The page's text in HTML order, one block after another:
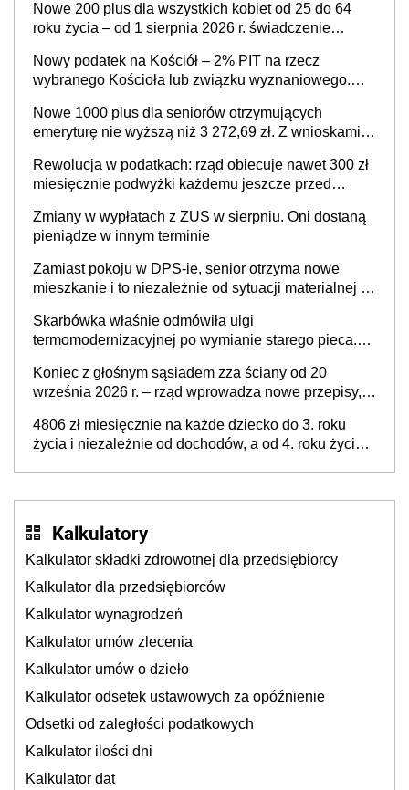
Nowe 200 plus dla wszystkich kobiet od 25 do 64
roku życia – od 1 sierpnia 2026 r. świadczenie
Nowy podatek na Kościół – 2% PIT na rzecz
wybranego Kościoła lub związku wyznaniowego.
finansowania
Nowe 1000 plus dla seniorów otrzymujących
emeryturę nie wyższą niż 3 272,69 zł. Z wnioskami
nie otrzymają
Rewolucja w podatkach: rząd obiecuje nawet 300 zł
miesięcznie podwyżki każdemu jeszcze przed
Zmiany w wypłatach z ZUS w sierpniu. Oni dostaną
pieniądze w innym terminie
Zamiast pokoju w DPS-ie, senior otrzyma nowe
mieszkanie i to niezależnie od sytuacji materialnej –
roku życia
Skarbówka właśnie odmówiła ulgi
termomodernizacyjnej po wymianie starego pieca.
Koniec z głośnym sąsiadem zza ściany od 20
września 2026 r. – rząd wprowadza nowe przepisy,
4806 zł miesięcznie na każde dziecko do 3. roku
życia i niezależnie od dochodów, a od 4. roku życia
Kalkulatory
Kalkulator składki zdrowotnej dla przedsiębiorcy
Kalkulator dla przedsiębiorców
Kalkulator wynagrodzeń
Kalkulator umów zlecenia
Kalkulator umów o dzieło
Kalkulator odsetek ustawowych za opóźnienie
Odsetki od zaległości podatkowych
Kalkulator ilości dni
Kalkulator dat